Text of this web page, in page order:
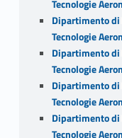
Tecnologie
Dipartimento
Tecnologie
Dipartimento
Tecnologie
Dipartimento
Tecnologie
Dipartimento
Tecnologie